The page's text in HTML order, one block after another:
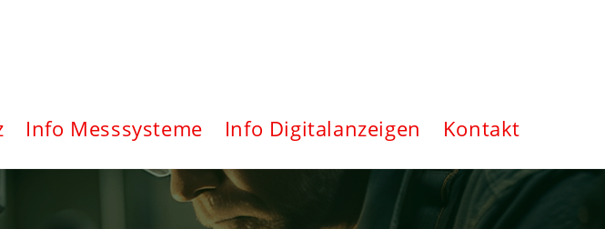
Info Messsysteme Info Digitalanzeigen Kontakt